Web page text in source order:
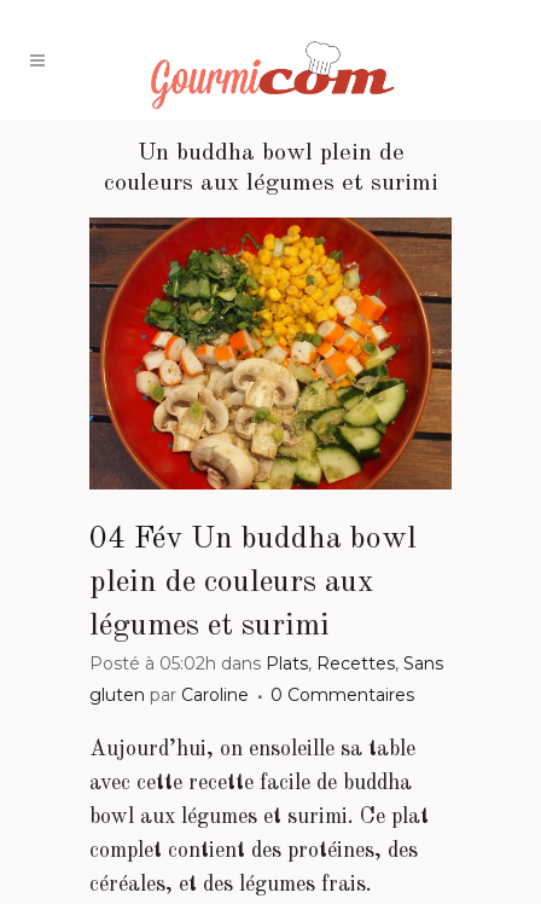
Un buddha bowl plein de
couleurs aux légumes et surimi
04 Fév Un buddha bowl
plein de couleurs aux
légumes et surimi
Posté à 05:02h dans Plats, Recettes, Sans
gluten par Caroline 0 Commentaires
Aujourd’hui, on ensoleille sa table
avec cette recette facile de buddha
bowl aux légumes et surimi. Ce plat
complet contient des protéines, des
céréales, et des légumes frais.